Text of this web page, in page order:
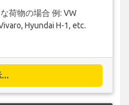
荷物の場合 例: VW
Hyundai H-1, etc.
...